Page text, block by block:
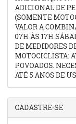
ADICIONAL DE
(SOMENTE
VALOR A
07H ÀS 17H
DE MEDIDORES
MOTOCICLISTA:
POVOADOS.
ATÉ 5 ANOS DE
CADASTRE-SE